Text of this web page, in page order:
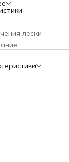
напряжением
560 мм.
во время
А·ч и надежный
эффективное
разработана
и
система
лески